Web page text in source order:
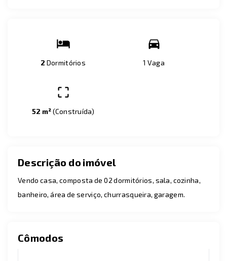
2 Dormitórios 1 Vaga
52 m²(Construída)
Descrição do imóvel
Vendo casa, composta de 02 dormitórios, sala, cozinha,
banheiro, área de serviço, churrasqueira, garagem.
Cômodos